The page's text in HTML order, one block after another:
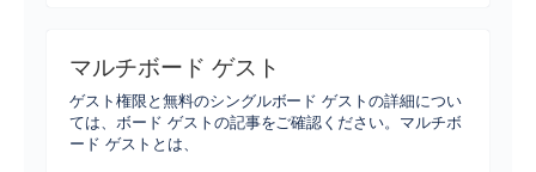
マルチボード ゲスト
ゲスト権限と無料のシングルボード ゲストの詳細につい
ては、ボード ゲストの記事をご確認ください。マルチボ
ード ゲストとは、